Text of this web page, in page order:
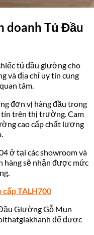
doanh Tủ Đầu
hiếc tủ đầu giường cho
và địa chỉ uy tín cung
tâm.
đơn vị hàng đầu trong
trên thị trường. Cam
cao cấp chất lượng
ở tại các showroom và
hàng sẽ nhận được mức
cấp TALH700
Giường Gỗ Mun
để được